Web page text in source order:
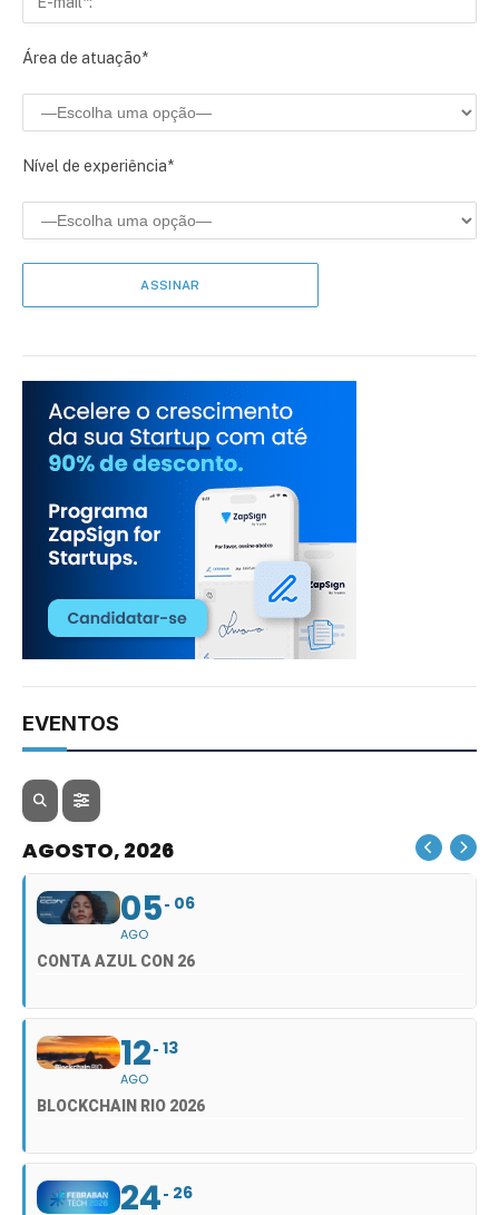
Área de atuação*
Nível de experiência*
EVENTOS
AGOSTO, 2026
05
AGO
06
CONTA AZUL CON 26
12
AGO
13
BLOCKCHAIN RIO 2026
24 26